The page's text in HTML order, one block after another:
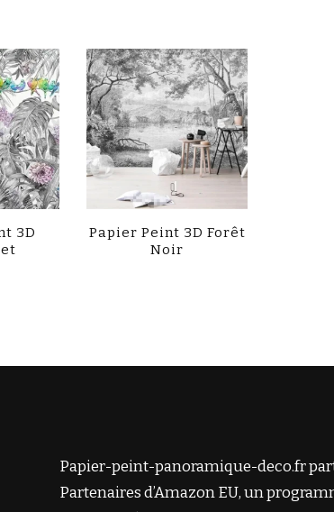
3D
Papier Peint 3D Forêt
Noir
Papier-peint-panoramique-deco.fr
Partenaires d’Amazon EU, un